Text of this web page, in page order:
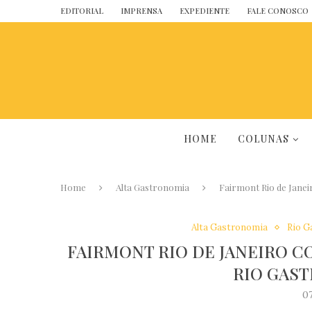
EDITORIAL IMPRENSA EXPEDIENTE FALE CONOSCO
HOME COLUNAS
Home Alta Gastronomia Fairmont Rio de
Alta Gastronomia Rio
FAIRMONT RIO DE JANEIRO
RIO